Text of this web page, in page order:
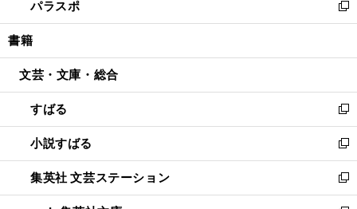
で
開
ド
ウ
開
ィ
ン
ウ
開
く
い
ウ
ン
ウ
で
開
く
パラスポ
新
し
ウ
ン
ド
ウ
で
開
く
書籍
文芸・文庫・総合
すばる
新
し
い
ウ
ィ
ン
小説すばる
新
し
い
ウ
集英社 文芸ステーション
新
し